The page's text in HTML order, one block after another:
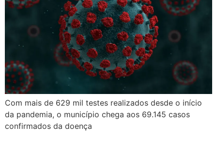
Com mais de 629 mil testes realizados desde o início
da pandemia, o município chega aos 69.145 casos
confirmados da doença